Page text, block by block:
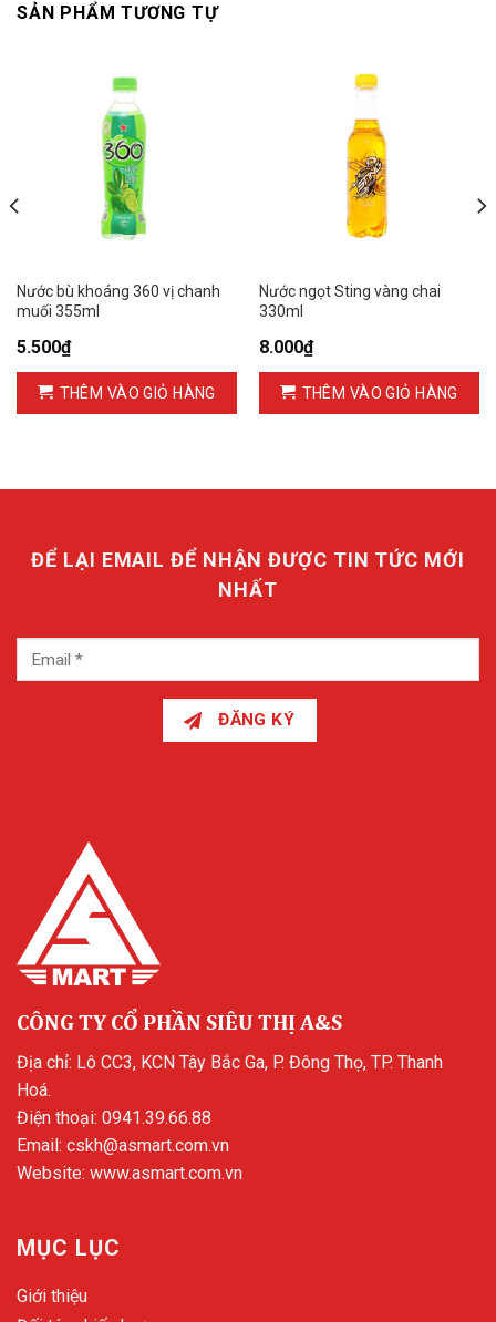
SẢN PHẨM TƯƠNG TỰ
Nước bù khoáng 360 vị chanh
muối 355ml
5.500₫
THÊM VÀO GIỎ HÀNG
Nước ngọt Sting vàng chai
330ml
8.000₫
THÊM VÀO GIỎ HÀNG
ĐỂ LẠI EMAIL ĐỂ NHẬN ĐƯỢC TIN TỨC MỚI
NHẤT
ĐĂNG KÝ
CÔNG TY CỔ PHẦN SIÊU THỊ A&S
Địa chỉ: Lô CC3, KCN Tây Bắc Ga, P. Đông Thọ, TP. Thanh
Hoá.
Điện thoại: 0941.39.66.88
Email: cskh@asmart.com.vn
Website: www.asmart.com.vn
MỤC LỤC
Giới thiệu